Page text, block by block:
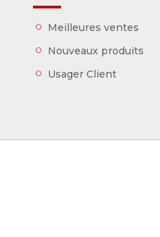
Meilleures ventes
Nouveaux produits
Usager Client